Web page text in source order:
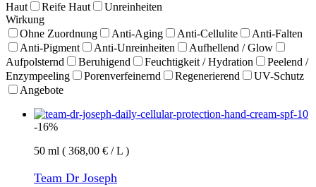
Haut
Reife Haut
Unreinheiten
Wirkung
Ohne Zuordnung
Anti-Aging Anti-Cellulite
Anti-Falten
Anti-Pigment
Anti-Unreinheiten
Aufhellend / Glow
Aufpolsternd
Beruhigend Feuchtigkeit / Hydration
Peelend /
Enzympeeling
Porenverfeinernd Regenerierend
UV-Schutz
Angebote
-16%
50 ml ( 368,00 € / L )
Team Dr Joseph